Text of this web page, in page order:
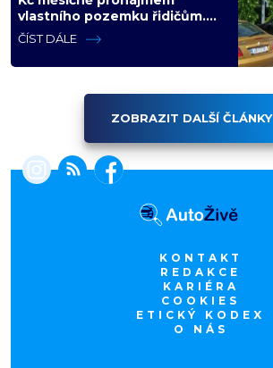
vlastního pozemku řidičům.
Teď ho kvůli tomu čeká soud
ČÍST DÁLE
ZOBRAZIT DALŠÍ ČLÁNKY
KONTAKT
REDAKCE
KARIÉRA
COOKIES
ETICKÝ KODEX
O NÁS